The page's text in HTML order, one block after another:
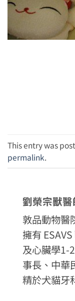
This entry was
permalink.
劉榮宗獸醫
敦品動物醫
擁有
及心臟學1-
事長、中華
精於犬貓牙